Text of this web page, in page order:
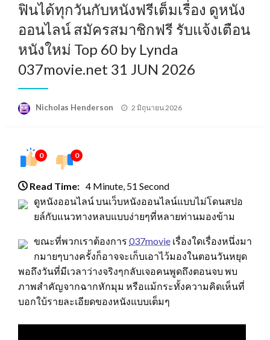
ฟินได้ทุกวันกับหนังฟรีเต็มเรื่อง ดูหนัง
ออนไลน์ สมัครสมาชิกฟรี รับแจ้งเตือน
หนังใหม่ Top 60 by Lynda
037movie.net 31 JUN 2026
Nicholas Henderson
Posted
2 มิถุนายน 2026
0 0
Read Time: 4 Minute, 51 Second
ดูหนังออนไลน์ บนเว็บหนังออนไลน์แบบไม่โดนสปอ
ยล์กับแนวทางหลบแบบง่ายๆที่หลายท่านมองข้าม
ขณะที่พวกเราต้องการ 037movie เรื่องใดเรื่องหนึ่งมา
กมายๆบางครั้งก็อาจจะเก็บเอาไว้มองในตอนวันหยุด
พอถึงวันที่มีเวลาว่างจริงๆกลับเจอคนพูดถึงตอนจบ พบ
ภาพสำคัญจากฉากหักมุม หรือแม้กระทั้งความคิดเห็นที่
บอกใบ้รายละเอียดของหนังแบบเต็มๆ